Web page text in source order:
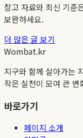
참고 자료와 최신 기준
보완하세요.
더 많은 글 보기
Wombat.kr
지구와 함께 살아가는
작은 실천이 모여 큰 변
바로가기
페이지 소개